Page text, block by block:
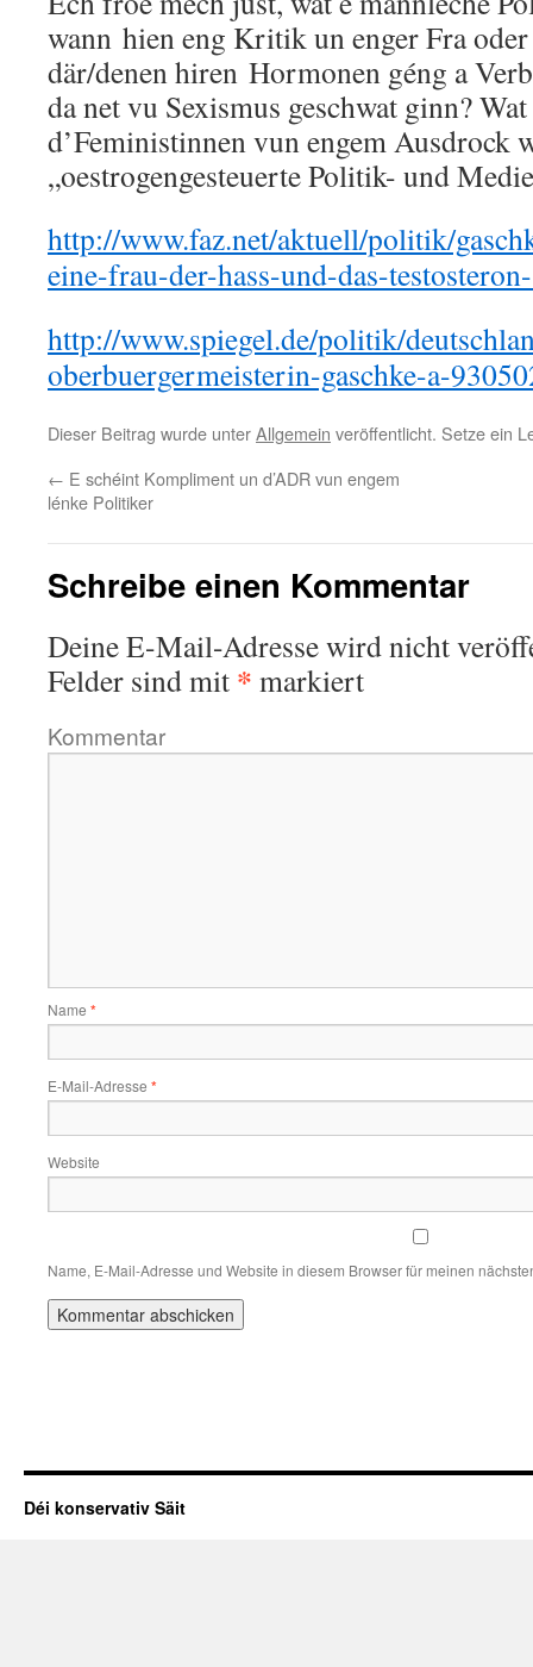
wann hien eng Kritik un enger Fra
där/denen hiren Hormonen géng a
da net vu Sexismus geschwat ginn?
d’Feministinnen vun engem Ausdrock
„oestrogengesteuerte Politik- und
http://www.faz.net/aktuell/politik/
eine-frau-der-hass-und-das-
http://www.spiegel.de/politik/
oberbuergermeisterin-gaschke-a-
Dieser Beitrag wurde unterAllgemein veröffentlicht. Setze ein
← E schéint Kompliment un d’ADR vun engem
lénke Politiker
Schreibe einen Kommentar
Deine E-Mail-Adresse wird nicht
Felder sind mit * markiert
Kommentar
Name *
E-Mail-Adresse *
Website
Name, E-Mail-Adresse und Website in diesem Browser für meinen
Déi konservativ Säit